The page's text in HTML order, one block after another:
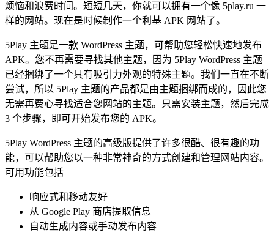
烦恼和浪费时间。短短几天，你就可以拥有一个像 5play.ru 一
样的网站。现在是时候制作一个利基 APK 网站了。
5Play 主题是一款 WordPress 主题，可帮助您轻松快速地发布
APK。您不再需要寻找其他主题，因为 5Play WordPress 主题
已经捆绑了一个具有吸引力外观的特殊主题。我们一直在不断
尝试，所以 5Play 主题的产品都是由主题捆绑而成的，因此您
无需再费心寻找适合您网站的主题。只需安装主题，然后完成
3 个步骤，即可开始发布您的 APK。
5Play WordPress 主题的高级版提供了许多很酷、很有趣的功
能，可以帮助您以一种非常神奇的方式创建和管理网站内容。
可用功能包括
响应式和移动友好
从 Google Play 商店提取信息
自动生成内容或手动发布内容